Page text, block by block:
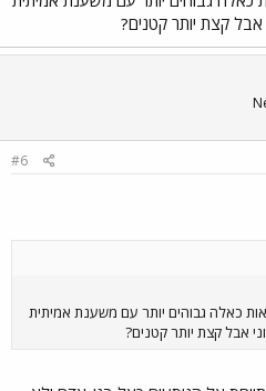
אבל קצת יותר קטנים?
#6
כאלה גבוהים יותר עם משענת אמיתית
אבל קצת יותר קטנים?